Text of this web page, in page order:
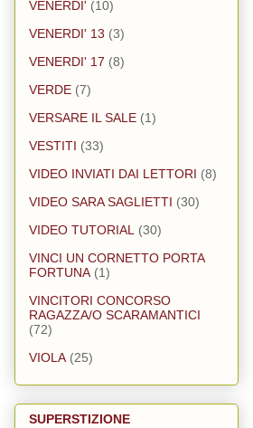
VENERDI' (10)
VENERDI' 13 (3)
VENERDI' 17 (8)
VERDE (7)
VERSARE IL SALE (1)
VESTITI (33)
VIDEO INVIATI DAI LETTORI (8)
VIDEO SARA SAGLIETTI (30)
VIDEO TUTORIAL
(30)
VINCI UN CORNETTO PORTA
FORTUNA (1)
VINCITORI CONCORSO
RAGAZZA/O SCARAMANTICI
(72)
VIOLA (25)
SUPERSTIZIONE